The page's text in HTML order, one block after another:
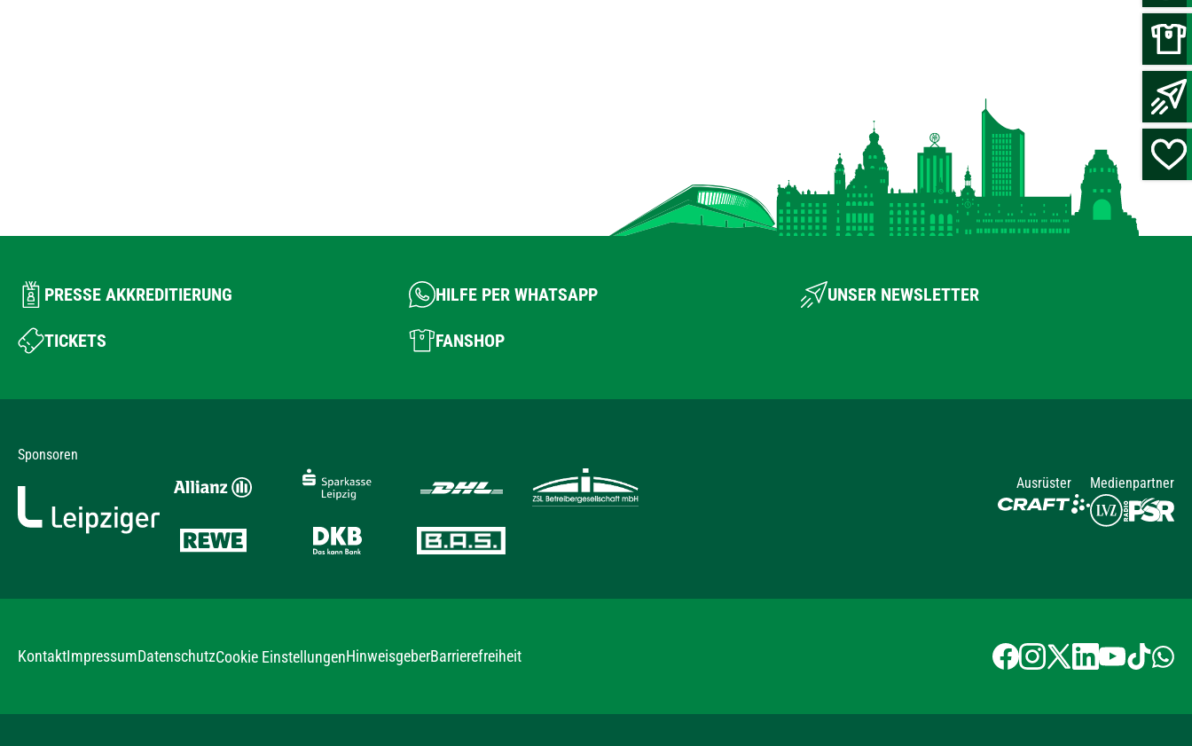
PRESSE AKKREDITIERUNG HILFE PER WHATSAPP UNSER NEWSLETTER
TICKETS FANSHOP
Sponsoren
Ausrüster
Medienpartner
KontaktImpressumDatenschutzCookie EinstellungenHinweisgeberBarrierefreiheit